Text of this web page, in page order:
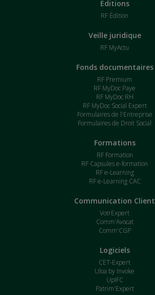
Éditions
RF Édition
Veille juridique
RF MyActu
Fonds documentaires
RF Premium
RF MyDoc Paye
RF MyDoc RH
RF MyDoc Social Expert
Formulaires de l'Entreprise
Formulaires de Droit Social
Formations
RF Formation
RF Capsules e-formation
RF e-Learning
RF e-Learning CAC
Communication Client
VotrExpert
Comm'Avocat
Comm'CGP
Logiciels
CET-Expert
Uloa by Invoke
UpIFC
Patrim'Expert